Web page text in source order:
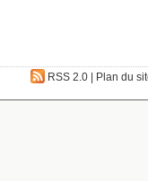
RSS 2.0 | Plan du